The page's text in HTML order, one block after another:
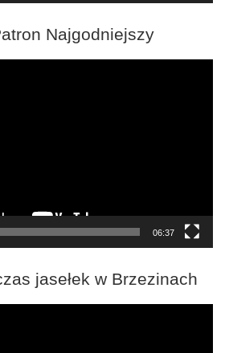
Najgodniejszy
06:37
jasełek w Brzezinach